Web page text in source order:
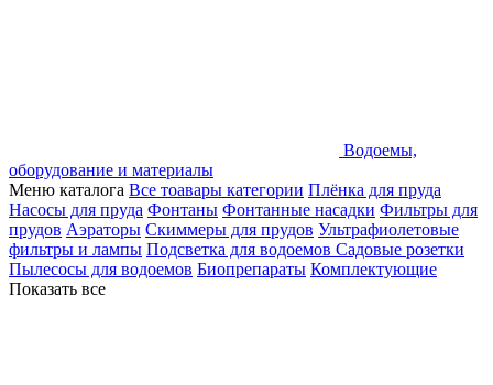
Водоемы,
оборудование и материалы
Меню каталога Все тоавары категории Плёнка для пруда
Насосы для пруда Фонтаны Фонтанные насадки Фильтры для
прудов Аэраторы Скиммеры для прудов Ультрафиолетовые
фильтры и лампы Подсветка для водоемов Садовые розетки
Пылесосы для водоемов Биопрепараты Комплектующие
Показать все